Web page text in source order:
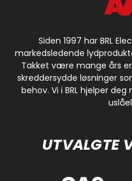
skulle tro av den klassiske
equalizer, lydprofiler,
etter bilen og
lavnivåutgang og
det også en god base
lydbygg.
Siden 1997 har BRL
markedsledende
Takket være mange års
skreddersydde løsninger
behov. Vi i BRL hjelper
UTVALGTE